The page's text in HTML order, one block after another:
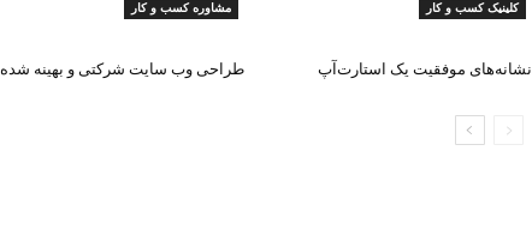
مشاوره کسب و کار
طراحی وب سایت شرکتی و بهینه شده
کلینیک کسب و کار
نشانه‌های موفقیت یک استارت‌آپ